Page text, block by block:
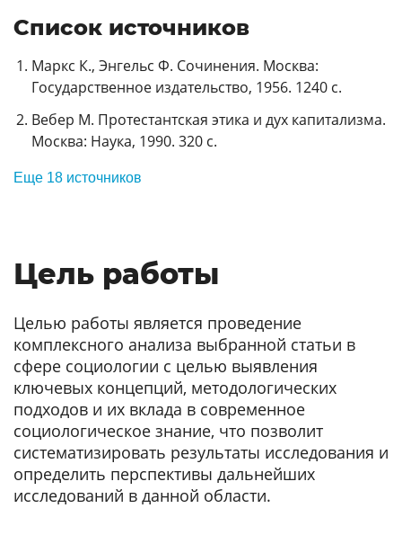
Список источников
Маркс К., Энгельс Ф. Сочинения. Москва:
Государственное издательство, 1956. 1240 с.
Вебер М. Протестантская этика и дух капитализма.
Москва: Наука, 1990. 320 с.
Еще 18 источников
Цель работы
Целью работы является проведение
комплексного анализа выбранной статьи в
сфере социологии с целью выявления
ключевых концепций, методологических
подходов и их вклада в современное
социологическое знание, что позволит
систематизировать результаты исследования и
определить перспективы дальнейших
исследований в данной области.